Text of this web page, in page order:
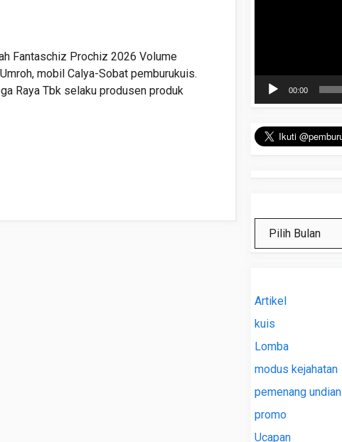
Fantaschiz Prochiz 2026 Volume
mobil Calya-Sobat pemburukuis.
Raya Tbk selaku produsen produk
00:00
Artikel
kuis
Lomba
modus kejahatan
pemenang undian
promo
Ucapan